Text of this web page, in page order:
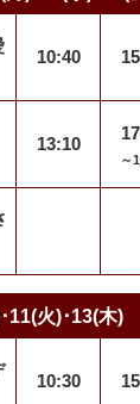
10:40
13:10
～
11(火)･13(木)
10:30